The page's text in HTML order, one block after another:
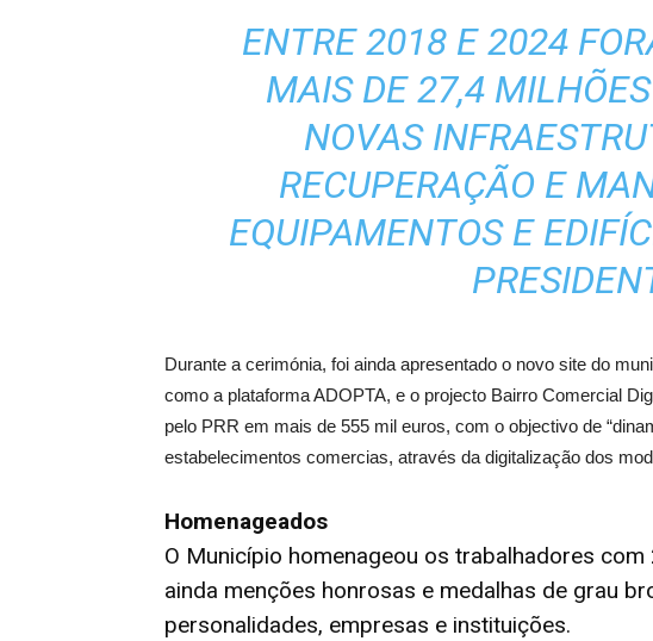
ENTRE 2018 E 2024
MAIS DE 27,4
NOVAS
RECUPERAÇÃO E
EQUIPAMENTOS E
Durante a cerimónia, foi ainda apresentado o novo site do
como a plataforma ADOPTA, e o projecto Bairro Comercial
pelo PRR em mais de 555 mil euros, com o objectivo de
estabelecimentos comercias, através da digitalização dos
Homenageados
O Município homenageou os trabalhadores
ainda menções honrosas e medalhas de grau
personalidades, empresas e instituições.